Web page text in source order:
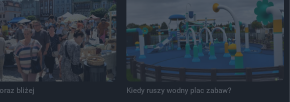
bliżej Kiedy ruszy wodny plac zabaw?